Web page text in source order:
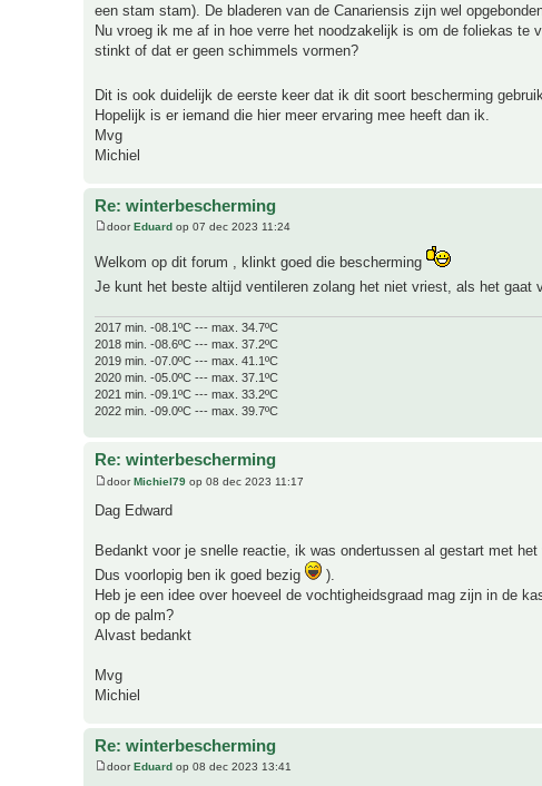
een stam stam). De bladeren van de Canariensis zijn wel
Nu vroeg ik me af in hoe verre het noodzakelijk is om de foliekas te
stinkt of dat er geen schimmels vormen?
Dit is ook duidelijk de eerste keer dat ik dit soort bescherming gebruik
Hopelijk is er iemand die hier meer ervaring mee heeft dan ik.
Mvg
Michiel
Re: winterbescherming
doorEduard op 07 dec 2023 11:24
Welkom op dit forum , klinkt goed die bescherming
Je kunt het beste altijd ventileren zolang het niet vriest, als het gaat
2017 min. -08.1ºC --- max. 34.7ºC
2018 min. -08.6ºC --- max. 37.2ºC
2019 min. -07.0ºC --- max. 41.1ºC
2020 min. -05.0ºC --- max. 37.1ºC
2021 min. -09.1ºC --- max. 33.2ºC
2022 min. -09.0ºC --- max. 39.7ºC
Re: winterbescherming
doorMichiel79 op 08 dec 2023 11:17
Dag Edward
Bedankt voor je snelle reactie, ik was ondertussen al gestart met
Dus voorlopig ben ik goed bezig
).
Heb je een idee over hoeveel de vochtigheidsgraad mag zijn in de
op de palm?
Alvast bedankt
Mvg
Michiel
Re: winterbescherming
doorEduard op 08 dec 2023 13:41